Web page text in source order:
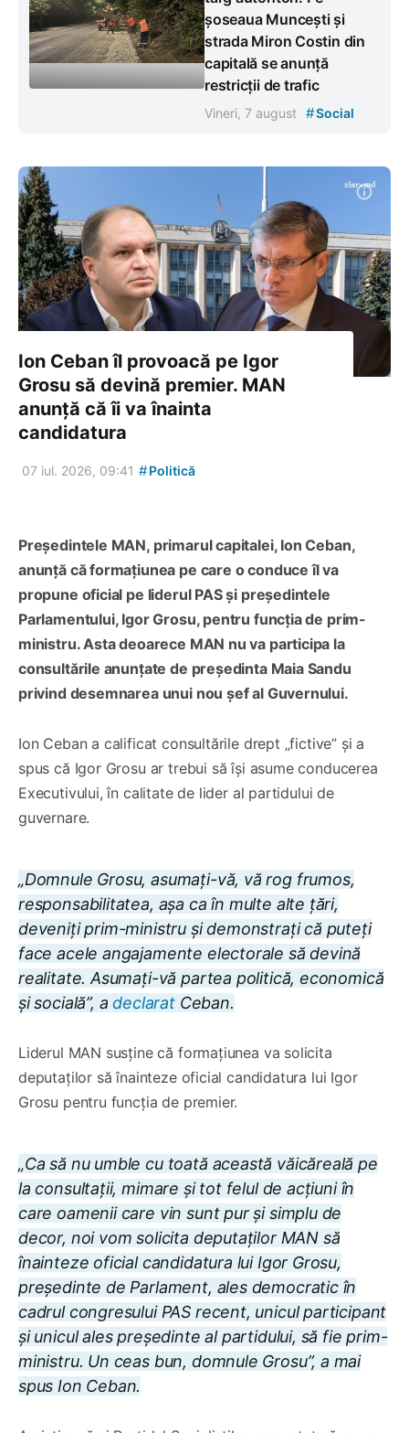
șoseaua Muncești și
strada Miron Costin din
capitală se anunță
restricții de trafic
Vineri, 7 august #Social
Ion Ceban îl provoacă pe Igor
Grosu să devină premier. MAN
anunță că îi va înainta
candidatura
07 iul. 2026, 09:41 #Politică
Președintele MAN, primarul capitalei, Ion Ceban,
anunță că formațiunea pe care o conduce îl va
propune oficial pe liderul PAS și președintele
Parlamentului, Igor Grosu, pentru funcția de prim-
ministru. Asta deoarece MAN nu va participa la
consultările anunțate de președinta Maia Sandu
privind desemnarea unui nou șef al Guvernului.
Ion Ceban a calificat consultările drept „fictive” și a
spus că Igor Grosu ar trebui să își asume conducerea
Executivului, în calitate de lider al partidului de
guvernare.
„Domnule Grosu, asumați-vă, vă rog frumos,
responsabilitatea, așa ca în multe alte țări,
deveniți prim-ministru și demonstrați că puteți
face acele angajamente electorale să devină
realitate. Asumați-vă partea politică, economică
și socială”, adeclaratCeban.
Liderul MAN susține că formațiunea va solicita
deputaților să înainteze oficial candidatura lui Igor
Grosu pentru funcția de premier.
„Ca să nu umble cu toată această văicăreală pe
la consultații, mimare și tot felul de acțiuni în
care oamenii care vin sunt pur și simplu de
decor, noi vom solicita deputaților MAN să
înainteze oficial candidatura lui Igor Grosu,
președinte de Parlament, ales democratic în
cadrul congresului PAS recent, unicul participant
și unicul ales președinte al partidului, să fie prim-
ministru. Un ceas bun, domnule Grosu”, a mai
spus Ion Ceban.